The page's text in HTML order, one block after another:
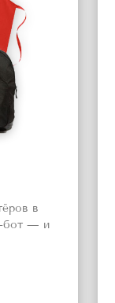
в
бот — и